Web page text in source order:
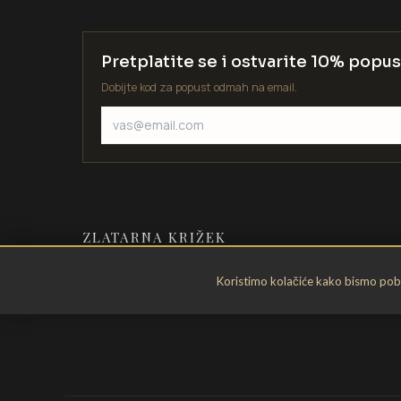
Koristimo kolačiće kako bismo
Pretplatite se i ostvarite 10%
Dobijte kod za popust odmah na email.
ZLATARNA KRIŽEK